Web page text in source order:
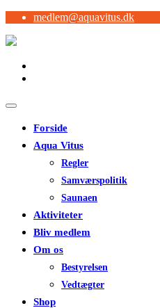
medlem@aquavitus.dk
Forside
Aqua Vitus
Regler
Samværspolitik
Saunaen
Aktiviteter
Bliv medlem
Om os
Bestyrelsen
Vedtægter
Shop